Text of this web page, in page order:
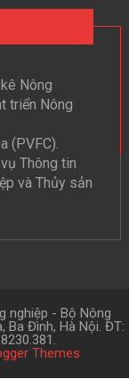
Nông
triển Nông
(PVFC).
Thông tin
và Thủy sản
nghiệp - Bộ Nông
Ba Đình, Hà Nội. ĐT:
Themes